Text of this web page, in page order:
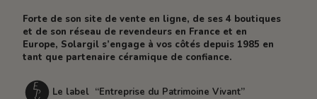
Forte de son site de vente en ligne, de ses 4 boutiques
et de son réseau de revendeurs en France et en
Europe, Solargil s’engage à vos côtés depuis 1985 en
tant que partenaire céramique de confiance.
Le label “Entreprise du Patrimoine Vivant”